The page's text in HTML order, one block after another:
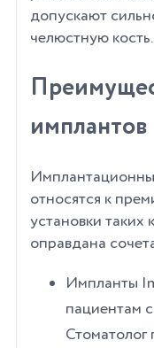
допускают
челюстную кость.
относятся к
установки
оправдана
Импланты
пациентам